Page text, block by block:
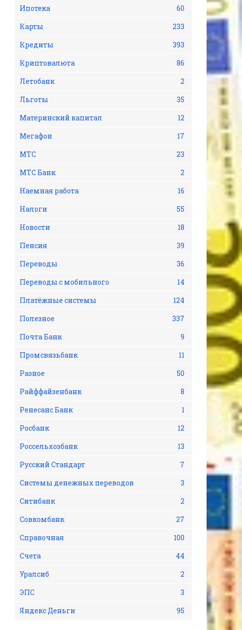
Ипотека
60
Карты
233
Кредиты
393
Криптовалюта
86
Летобанк
2
Льготы
35
Материнский капитал
12
Мегафон
17
МТС
23
МТС Банк
2
Наемная работа
16
Налоги
55
Новости
18
Пенсия
39
Переводы
36
Переводы с мобильного
14
Платёжные системы
124
Полезное
337
Почта Банк
9
Промсвязьбанк
11
Разное
50
Райффайзенбанк
8
Ренесанс Банк
1
Росбанк
12
Россельхозбанк
13
Русский Стандарт
7
Системы денежных переводов
3
Ситибанк
2
Совкомбанк
27
Справочная
100
Счета
44
Уралсиб
2
ЭПС
3
Яндекс Деньги
95